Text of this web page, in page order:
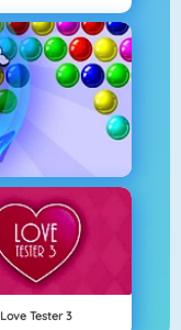
Love Tester 3